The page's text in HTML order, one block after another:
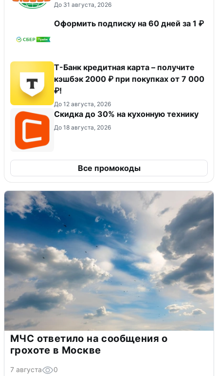
До 31 августа, 2026
Оформить подписку на 60 дней за 1 ₽
Т-Банк кредитная карта – получите
кэшбэк 2000 ₽ при покупках от 7 000
₽!
До 12 августа, 2026
Скидка до 30% на кухонную технику
До 18 августа, 2026
Все промокоды
МЧС ответило на сообщения о
грохоте в Москве
7 августа 0